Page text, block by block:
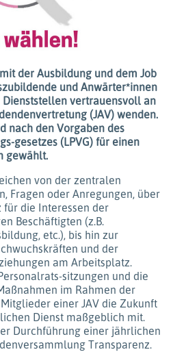
der Ausbildung und dem Job
und Anwärter*innen
Dienststellen vertrauensvoll an
(JAV) wenden.
nach den Vorgaben des
gesetzes (LPVG) für einen
gewählt.
von der zentralen
Fragen oder Anregungen, über
die Interessen der
Beschäftigten (z.B.
etc.), bis hin zur
und der
am Arbeitsplatz.
sitzungen und die
im Rahmen der
einer JAV die Zukunft
Dienst maßgeblich mit.
Durchführung einer jährlichen
Transparenz.